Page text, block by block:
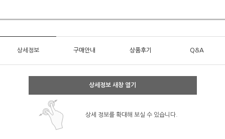
상세정보 구매안내 상품후기 Q&A
상세정보 새창 열기
상세 정보를 확대해 보실 수 있습니다.